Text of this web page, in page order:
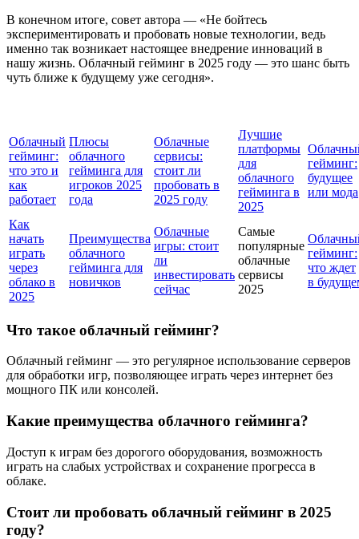
В конечном итоге, совет автора — «Не бойтесь
экспериментировать и пробовать новые технологии, ведь
именно так возникает настоящее внедрение инноваций в
нашу жизнь. Облачный гейминг в 2025 году — это шанс быть
чуть ближе к будущему уже сегодня».
Облачный
гейминг:
что это и
как
работает
Плюсы
облачного
гейминга для
игроков 2025
года
Облачные
сервисы:
стоит ли
пробовать в
2025 году
Лучшие
платформы
для
облачного
гейминга в
2025
гейминг:
будущее
или мода
Как
начать
играть
через
облако в
2025
Преимущества
облачного
гейминга для
новичков
Облачные
игры: стоит
ли
инвестировать
сейчас
Самые
популярные
облачные
сервисы
2025
гейминг:
что ждет
в
Что такое облачный гейминг?
Облачный гейминг — это регулярное использование серверов
для обработки игр, позволяющее играть через интернет без
мощного ПК или консолей.
Какие преимущества облачного гейминга?
Доступ к играм без дорогого оборудования, возможность
играть на слабых устройствах и сохранение прогресса в
облаке.
Стоит ли пробовать облачный гейминг в 2025
году?